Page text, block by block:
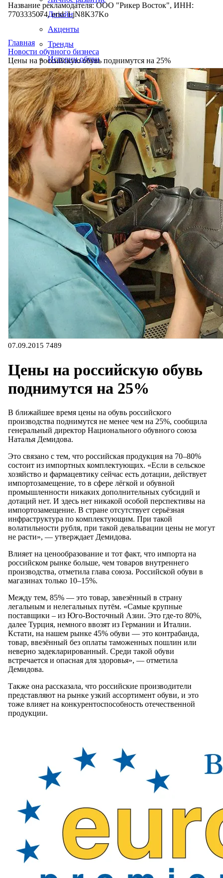
Дизайн
Акценты
Тренды
Истории обуви
Производство
Название рекламодателя: ООО "Рикер Восток", ИНН:
7703335074, erid: LjN8K37Ko
Главная
Новости обувного бизнеса
Цены на российскую обувь поднимутся на 25%
07.09.2015 7489
Цены на российскую обувь
поднимутся на 25%
В ближайшее время цены на обувь российского
производства поднимутся не менее чем на 25%, сообщила
генеральный директор Национального обувного союза
Наталья Демидова.
Это связано с тем, что российская продукция на 70–80%
состоит из импортных комплектующих. «Если в сельское
хозяйство и фармацевтику сейчас есть дотации, действует
импортозамещение, то в сфере лёгкой и обувной
промышленности никаких дополнительных субсидий и
дотаций нет. И здесь нет никакой особой перспективы на
импортозамещение. В стране отсутствует серьёзная
инфраструктура по комплектующим. При такой
волатильности рубля, при такой девальвации цены не могут
не расти», — утверждает Демидова.
Влияет на ценообразование и тот факт, что импорта на
российском рынке больше, чем товаров внутреннего
производства, отметила глава союза. Российской обуви в
магазинах только 10–15%.
Между тем, 85% — это товар, завезённый в страну
легальным и нелегальных путём. «Самые крупные
поставщики – из Юго-Восточный Азии. Это где-то 80%,
далее Турция, немного ввозят из Германии и Италии.
Кстати, на нашем рынке 45% обуви — это контрабанда,
товар, ввезённый без оплаты таможенных пошлин или
неверно задекларированный. Среди такой обуви
встречается и опасная для здоровья», — отметила
Демидова.
Также она рассказала, что российские производители
представляют на рынке узкий ассортимент обуви, и это
тоже влияет на конкурентоспособность отечественной
продукции.